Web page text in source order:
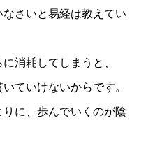
さいと易経は教えてい
消耗してしまうと、
ていけないからです。
に、歩んでいくのが陰